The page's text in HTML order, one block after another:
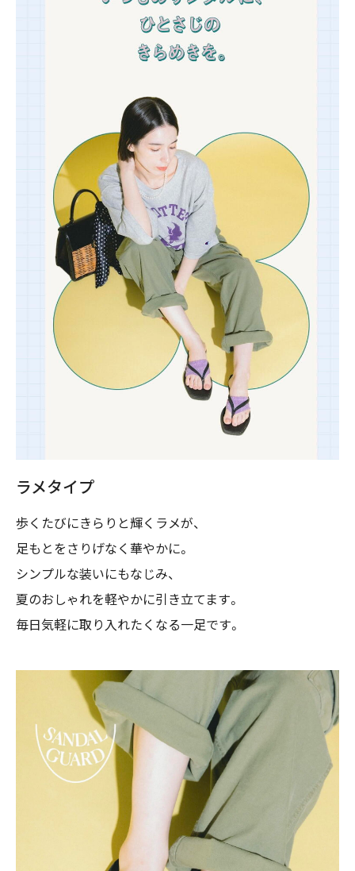
ラメタイプ
歩くたびにきらりと輝くラメが、
足もとをさりげなく華やかに。
シンプルな装いにもなじみ、
夏のおしゃれを軽やかに引き立てます。
毎日気軽に取り入れたくなる一足です。